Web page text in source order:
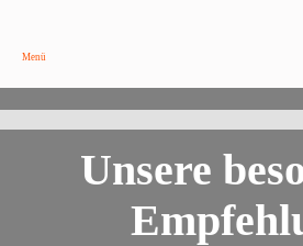
Menü
Unsere